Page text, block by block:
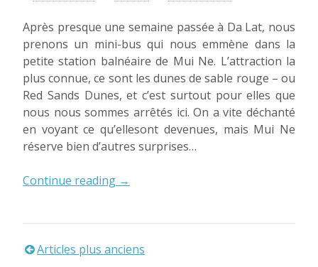
Après presque une semaine passée à Da Lat, nous
prenons un mini-bus qui nous emmène dans la
petite station balnéaire de Mui Ne. L’attraction la
plus connue, ce sont les dunes de sable rouge – ou
Red Sands Dunes, et c’est surtout pour elles que
nous nous sommes arrêtés ici. On a vite déchanté
en voyant ce qu’ellesont devenues, mais Mui Ne
réserve bien d’autres surprises…
Continue reading « Mui
de
→
Navigation
Articles plus anciens